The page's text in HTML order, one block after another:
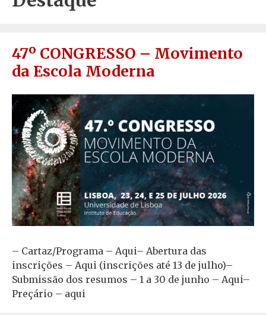
47º CONGRESSO – Movimento
da Escola Moderna
– Cartaz/Programa – Aqui– Abertura das
inscrições – Aqui (inscrições até 13 de julho)–
Submissão dos resumos – 1 a 30 de junho – Aqui–
Preçário – aqui